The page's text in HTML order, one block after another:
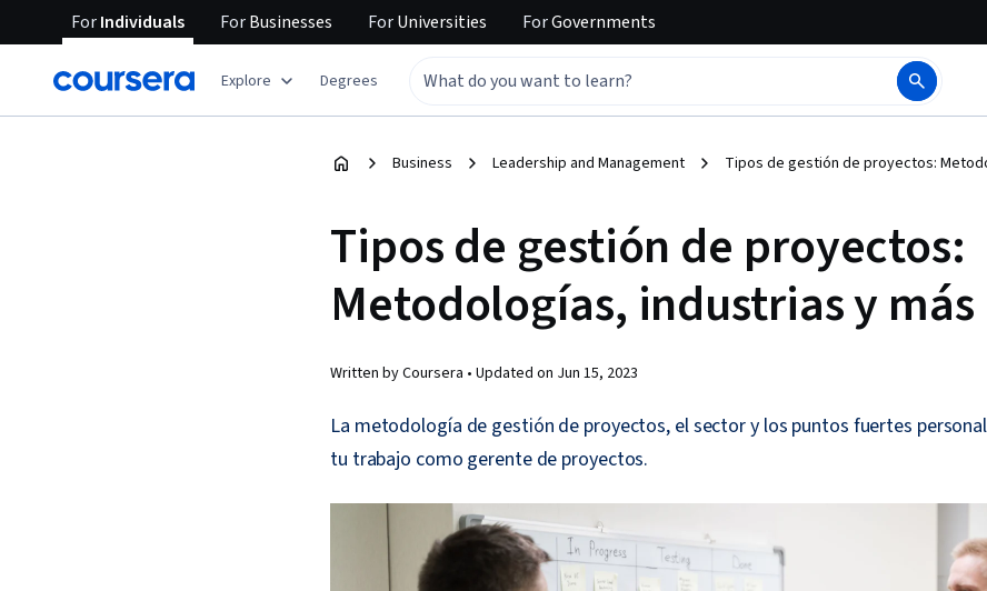
ForIndividuals ForBusinesses ForUniversities ForGovernments
Explore Degrees
Business Leadership and Management Tipos de gestión de proyectos:
Tipos de gestión de proyectos:
Metodologías, industrias y más
Written by Coursera • Updated on Jun 15, 2023
La metodología de gestión de proyectos, el sector y los puntos fuertes
tu trabajo como gerente de proyectos.